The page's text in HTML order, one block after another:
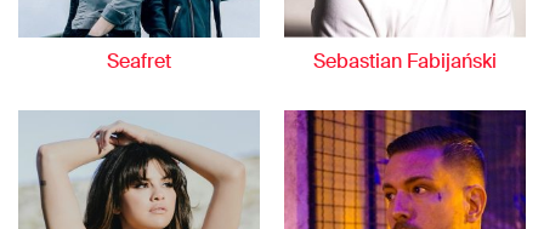
Seafret Sebastian Fabijański